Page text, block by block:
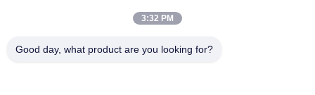
Pexは1つをX1」男性MNPTのアダプターの真鍮の管付属品配管
3:32 PM
Good day, what product are you looking for?